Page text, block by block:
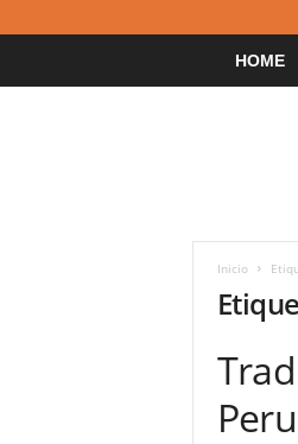
HOME
Inicio